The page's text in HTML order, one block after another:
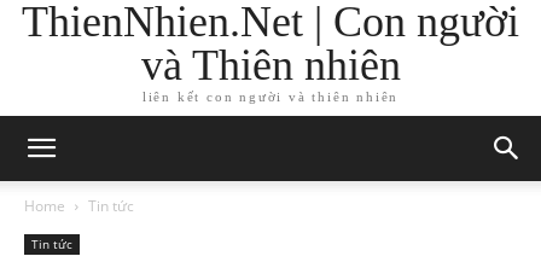
ThienNhien.Net | Con người
và Thiên nhiên
liên kết con người và thiên nhiên
Home Tin tức
Tin tức